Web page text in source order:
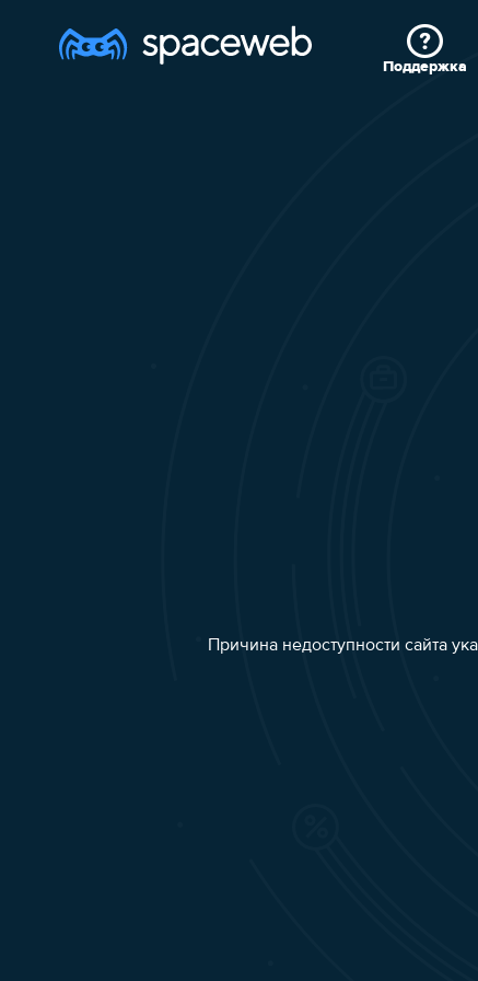
Поддержка
Причина недоступности сайта